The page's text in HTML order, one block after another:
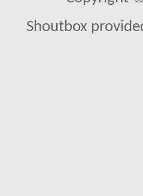
Shoutbox